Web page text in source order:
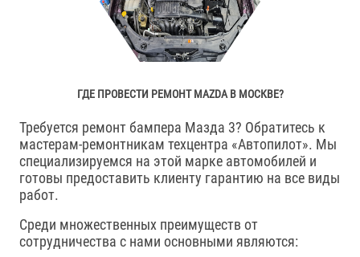
ГДЕ ПРОВЕСТИ РЕМОНТ MAZDA В МОСКВЕ?
Требуется ремонт бампера Мазда 3? Обратитесь к
мастерам-ремонтникам техцентра «Автопилот». Мы
специализируемся на этой марке автомобилей и
готовы предоставить клиенту гарантию на все виды
работ.
Среди множественных преимуществ от
сотрудничества с нами основными являются: